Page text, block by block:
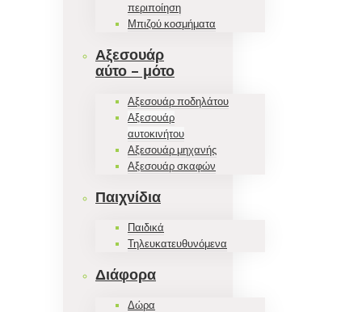
περιποίηση
Μπιζού κοσμήματα
Αξεσουάρ
αύτο – μότο
Αξεσουάρ ποδηλάτου
Αξεσουάρ
αυτοκινήτου
Αξεσουάρ μηχανής
Αξεσουάρ σκαφών
Παιχνίδια
Παιδικά
Τηλευκατευθυνόμενα
Διάφορα
Δώρα